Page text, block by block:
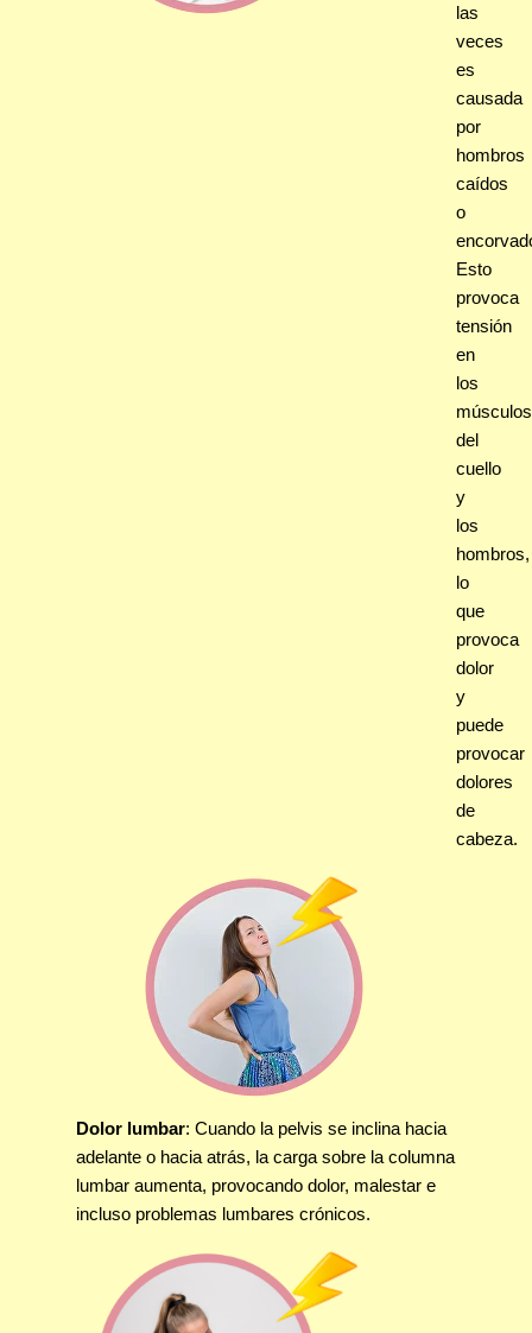
las
veces
es
causada
por
hombros
caídos
o
Esto
provoca
tensión
en
los
músculos
del
cuello
y
los
hombros,
lo
que
provoca
dolor
y
puede
provocar
dolores
de
cabeza.
Dolor lumbar: Cuando la pelvis se inclina hacia
adelante o hacia atrás, la carga sobre la columna
lumbar aumenta, provocando dolor, malestar e
incluso problemas lumbares crónicos.